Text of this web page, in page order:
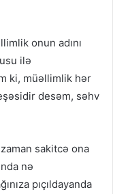
onun adını
ilə
ki, müəllimlik hər
desəm, səhv
sakitcə ona
nə
pıçıldayanda